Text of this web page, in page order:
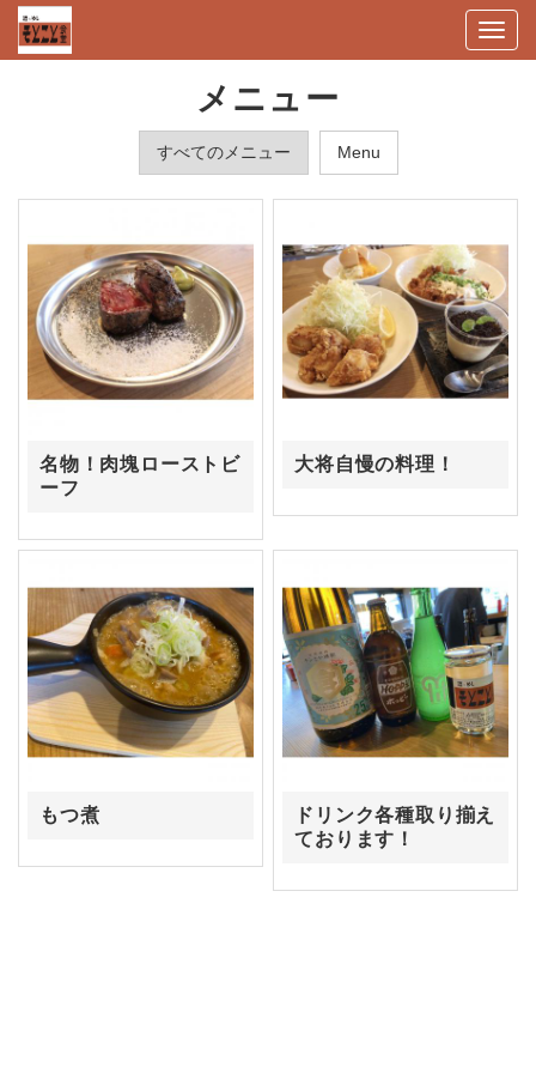
メニュー
すべてのメニュー Menu
名物！肉塊ローストビ
ーフ
大将自慢の料理！
もつ煮
ドリンク各種取り揃え
ております！